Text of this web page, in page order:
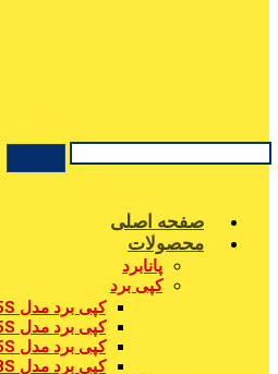
صفحه اصلی
محصولات
پانابرد
کپی برد
کپی برد مدل CCB-55S
کپی برد مدل CCB-65S
کپی برد مدل CCB-75S
کپی برد مدل CCB-88S